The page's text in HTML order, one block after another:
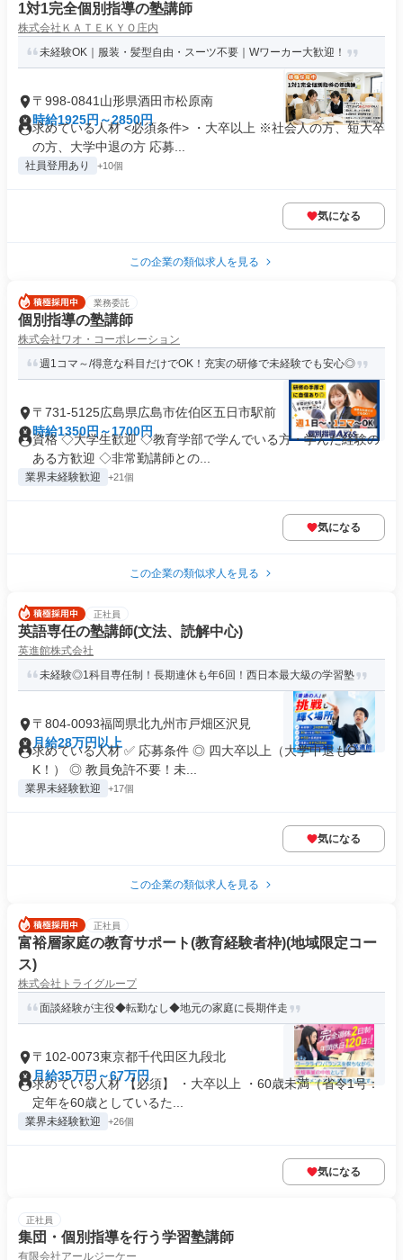
1対1完全個別指導の塾講師
株式会社ＫＡＴＥＫＹＯ庄内
未経験OK｜服装・髪型自由・スーツ不要｜Wワーカー大歓迎！
〒998-0841山形県酒田市松原南
時給1925円～2850円
求めている人材 <必須条件> ・大卒以上 ※社会人の方、短大卒
の方、大学中退の方 応募...
社員登用あり +10個
気になる
この企業の類似求人を見る
業務委託
個別指導の塾講師
株式会社ワオ・コーポレーション
週1コマ～/得意な科目だけでOK！充実の研修で未経験でも安心◎
〒731-5125広島県広島市佐伯区五日市駅前
時給1350円～1700円
資格 ◇大学生歓迎 ◇教育学部で学んでいる方・学んだ経験の
ある方歓迎 ◇非常勤講師との...
業界未経験歓迎 +21個
気になる
この企業の類似求人を見る
正社員
英語専任の塾講師(文法、読解中心)
英進館株式会社
未経験◎1科目専任制！長期連休も年6回！西日本最大級の学習塾
〒804-0093福岡県北九州市戸畑区沢見
月給28万円以上
求めている人材 ✅ 応募条件 ◎ 四大卒以上（大学中退もO
K！） ◎ 教員免許不要！未...
業界未経験歓迎 +17個
気になる
この企業の類似求人を見る
正社員
富裕層家庭の教育サポート(教育経験者枠)(地域限定コー
ス)
株式会社トライグループ
面談経験が主役◆転勤なし◆地元の家庭に長期伴走
〒102-0073東京都千代田区九段北
月給35万円～67万円
求めている人材 【必須】 ・大卒以上 ・60歳未満（省令1号：
定年を60歳としているた...
業界未経験歓迎 +26個
気になる
正社員
集団・個別指導を行う学習塾講師
有限会社アールジーケー